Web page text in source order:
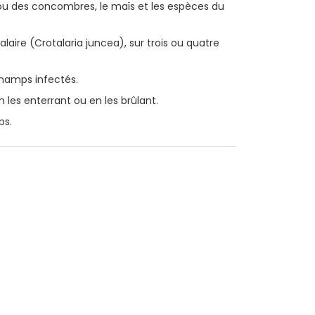
des concombres, le maïs et les espèces du
(Crotalaria juncea), sur trois ou quatre
infectés.
les enterrant ou en les brûlant.